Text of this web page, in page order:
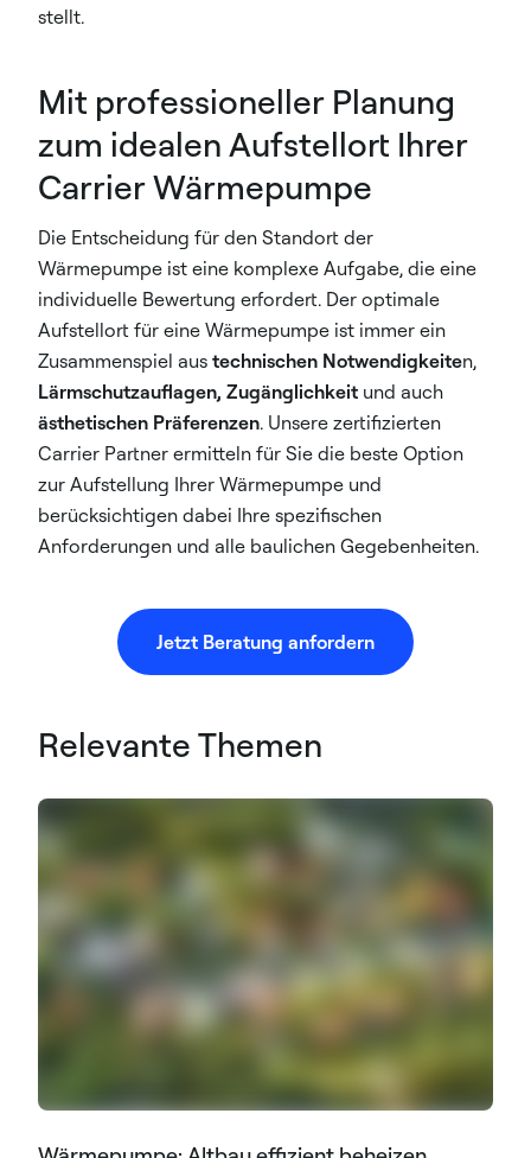
stellt.
Mit professioneller Planung
zum idealen Aufstellort Ihrer
Carrier Wärmepumpe
Die Entscheidung für den Standort der
Wärmepumpe ist eine komplexe Aufgabe, die eine
individuelle Bewertung erfordert. Der optimale
Aufstellort für eine Wärmepumpe ist immer ein
Zusammenspiel aus technischen Notwendigkeiten,
Lärmschutzauflagen, Zugänglichkeit und auch
ästhetischen Präferenzen. Unsere zertifizierten
Carrier Partner ermitteln für Sie die beste Option
zur Aufstellung Ihrer Wärmepumpe und
berücksichtigen dabei Ihre spezifischen
Anforderungen und alle baulichen Gegebenheiten.
Jetzt Beratung anfordern
Relevante Themen